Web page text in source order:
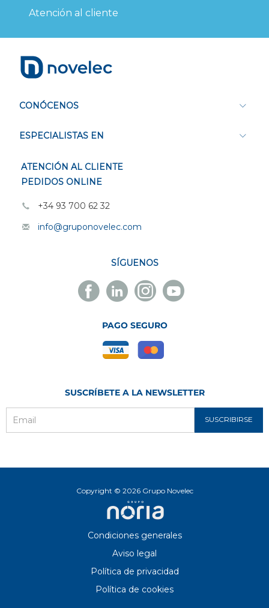
Atención al cliente
CONÓCENOS
ESPECIALISTAS EN
ATENCIÓN AL CLIENTE
PEDIDOS ONLINE
+34 93 700 62 32
info@gruponovelec.com
SÍGUENOS
Facebook
Novelec
Linkedin
Novelec
Instagram
Novelec
Youtube
Novelec
PAGO SEGURO
SUSCRÍBETE A LA NEWSLETTER
SUSCRIBIRSE
Copyright © 2026 Grupo Novelec
Condiciones generales
Aviso legal
Política de privacidad
Política de cookies